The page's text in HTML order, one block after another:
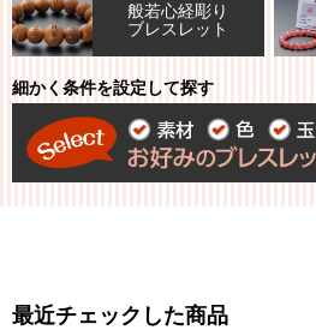
般若心経彫り
ブレスレット
細かく条件を設定して探す
最近チェックした商品